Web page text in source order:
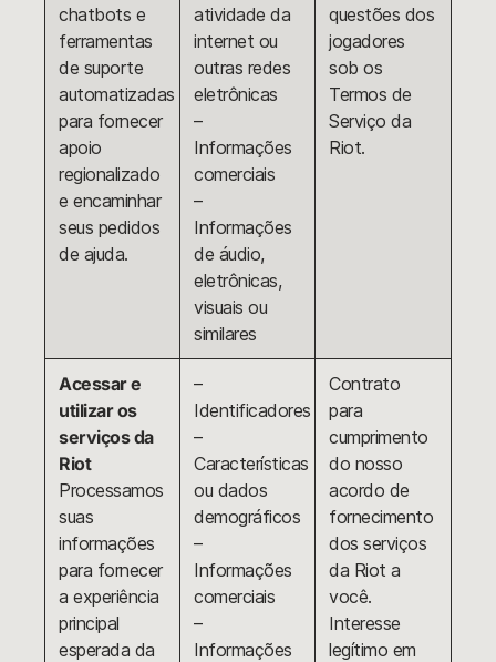
chatbots e
ferramentas
de suporte
automatizadas
para fornecer
apoio
regionalizado
e encaminhar
seus pedidos
de ajuda.
atividade da
internet ou
outras redes
eletrônicas
–
Informações
comerciais
–
Informações
de áudio,
eletrônicas,
visuais ou
similares
questões dos
jogadores
sob os
Termos de
Serviço da
Riot.
Acessar e
utilizar os
serviços da
Riot
Processamos
suas
informações
para fornecer
a experiência
principal
esperada da
–
Identificadores
–
Características
ou dados
demográficos
–
Informações
comerciais
–
Informações
Contrato
para
cumprimento
do nosso
acordo de
fornecimento
dos serviços
da Riot a
você.
Interesse
legítimo em